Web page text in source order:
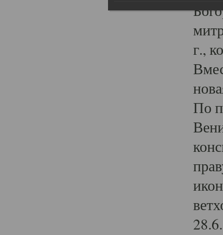
г.,
По